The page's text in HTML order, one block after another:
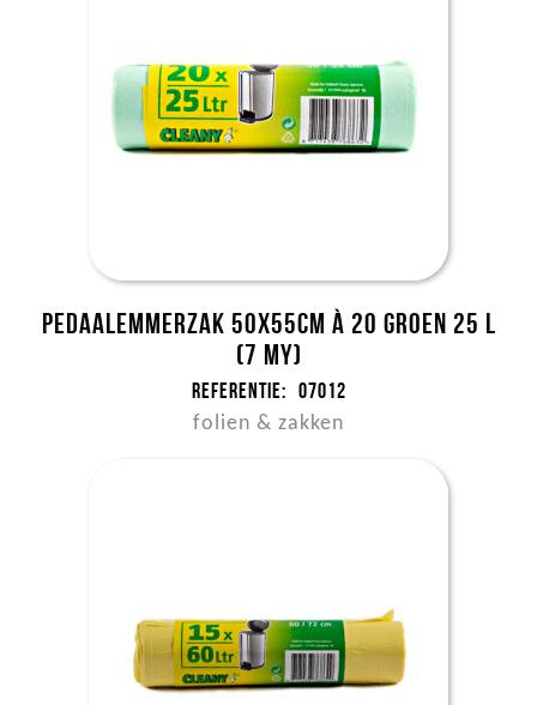
Pedaalemmerzak 50x55cm à 20 groen 25 l
(7 my)
Referentie: 07012
folien & zakken